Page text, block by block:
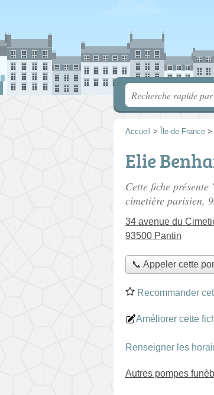
Accueil > Île-de-France >
Elie
Cette fiche
cimetière parisien,
34 avenue du
93500 Pantin
📞 Appeler cette
Recommander
Améliorer cette
Renseigner les
Autres pompes